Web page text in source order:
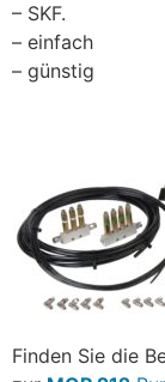
– SKF.
– einfach
– günstig
Finden Sie die